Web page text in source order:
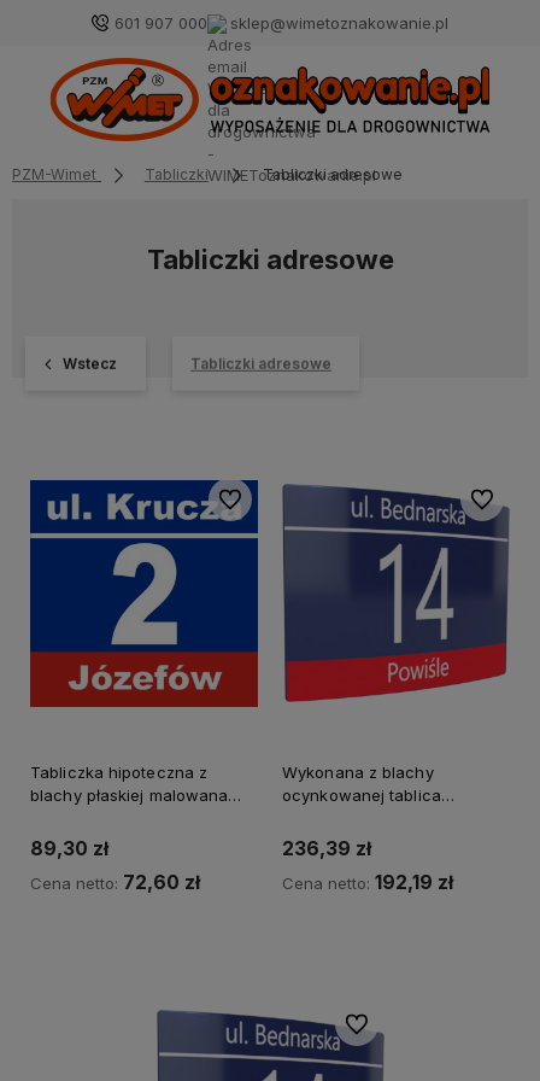
601 907 000 sklep@wimetoznakowanie.pl
PZM-Wimet Tabliczki Tabliczki adresowe
Tabliczki adresowe
Wstecz Tabliczki adresowe
Tabliczka hipoteczna z
blachy płaskiej malowana
89,30 zł
Cena netto: 72,60 zł
Do ulubionych
Wykonana z blachy
ocynkowanej tablica
warszawska
236,39 zł
Cena netto: 192,19 zł
Do
Do ulubionych